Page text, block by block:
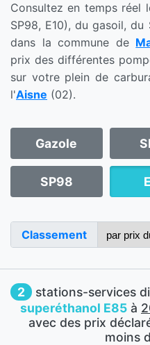
Consultez en temps réel
SP98, E10), du gasoil,
dans la commune de
prix des différentes
sur votre plein de
l'Aisne (02).
Gazole
SP98
Classement
2 stations-services
superéthanol E85 à
avec des prix
moins